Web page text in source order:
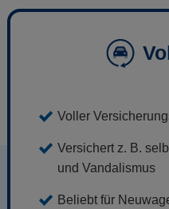
Voller
Versichert z. B.
und Vandalismus
Beliebt für